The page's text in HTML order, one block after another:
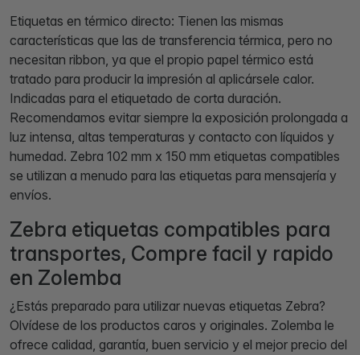
Etiquetas en térmico directo: Tienen las mismas
características que las de transferencia térmica, pero no
necesitan ribbon, ya que el propio papel térmico está
tratado para producir la impresión al aplicársele calor.
Indicadas para el etiquetado de corta duración.
Recomendamos evitar siempre la exposición prolongada a
luz intensa, altas temperaturas y contacto con líquidos y
humedad. Zebra 102 mm x 150 mm etiquetas compatibles
se utilizan a menudo para las etiquetas para mensajería y
envíos.
Zebra etiquetas compatibles para
transportes, Compre facil y rapido
en Zolemba
¿Estás preparado para utilizar nuevas etiquetas Zebra?
Olvídese de los productos caros y originales. Zolemba le
ofrece calidad, garantía, buen servicio y el mejor precio del